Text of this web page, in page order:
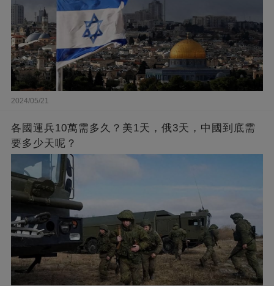
2024/05/21
各國運兵10萬需多久？美1天，俄3天，中國到底需
要多少天呢？